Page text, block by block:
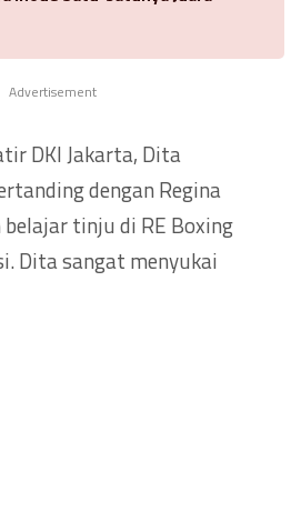
Advertisement
DKI Jakarta, Dita
dengan Regina
tinju di RE Boxing
Dita sangat menyukai